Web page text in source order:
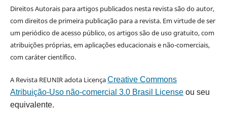
Direitos Autorais para artigos publicados nesta revista são do autor,
com direitos de primeira publicação para a revista. Em virtude de ser
um periódico de acesso público, os artigos são de uso gratuito, com
atribuições próprias, em aplicações educacionais e não-comerciais,
com caráter científico.
A Revista REUNIR adota LicençaCreative Commons
Atribuição-Uso não-comercial 3.0 Brasil Licenseou seu
equivalente.